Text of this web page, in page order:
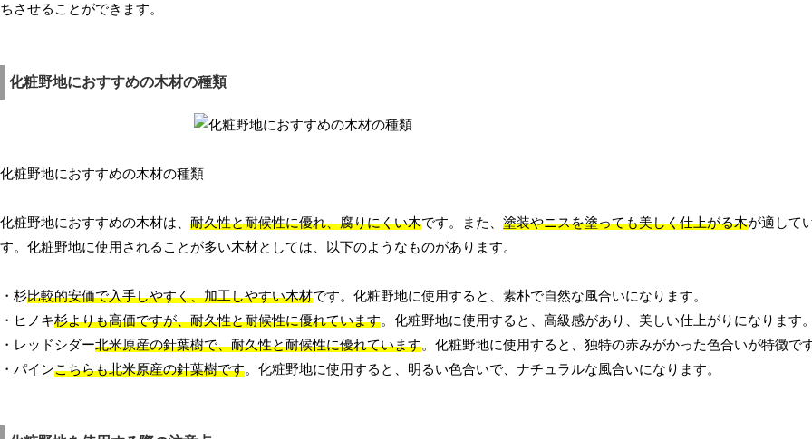
ちさせることができます。
化粧野地におすすめの木材の種類
化粧野地におすすめの木材の種類
化粧野地におすすめの木材は、 耐久性と耐候性に優れ、腐りにくい木です。また、 塗装やニスを塗っても美しく仕上がる木が適して
す。化粧野地に使用されることが多い木材としては、以下のようなものがあります。
・杉比較的安価で入手しやすく、加工しやすい木材です。化粧野地に使用すると、素朴で自然な風合いになります。
・ヒノキ杉よりも高価ですが、耐久性と耐候性に優れています。化粧野地に使用すると、高級感があり、美しい仕上がりになります。
・レッドシダー北米原産の針葉樹で、耐久性と耐候性に優れています。化粧野地に使用すると、独特の赤みがかった色合いが特徴です
・パインこちらも北米原産の針葉樹です。化粧野地に使用すると、明るい色合いで、ナチュラルな風合いになります。